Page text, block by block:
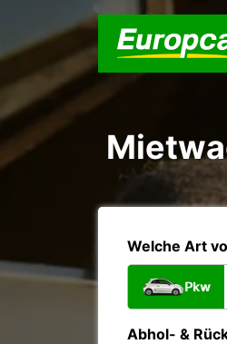
Welche Art
Pkw
Abhol- &